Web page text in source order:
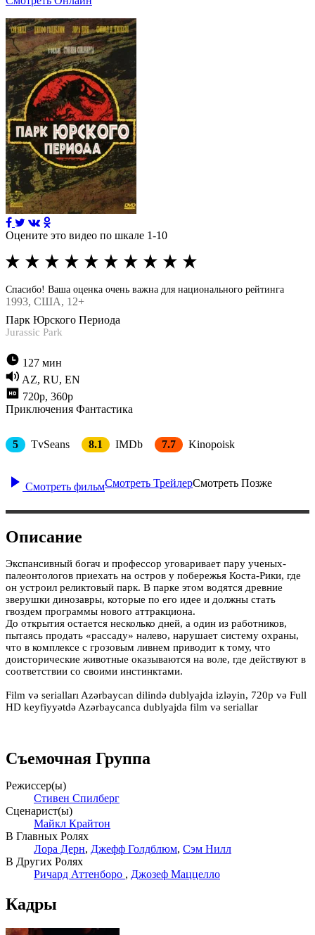
Оцените это видео по шкале 1-10
Спасибо! Ваша оценка очень важна для национального рейтинга
1993, США, 12+
Парк Юрского Периода
Jurassic Park
127 мин
AZ, RU, EN
720p, 360p
Приключения Фантастика
5 TvSeans 8.1 IMDb 7.7 Kinopoisk
Смотреть фильмСмотреть ТрейлерСмотреть Позже
Описание
Экспансивный богач и профессор уговаривает пару ученых-
палеонтологов приехать на остров у побережья Коста-Рики, где
он устроил реликтовый парк. В парке этом водятся древние
зверушки динозавры, которые по его идее и должны стать
гвоздем программы нового аттракциона.
До открытия остается несколько дней, а один из работников,
пытаясь продать «рассаду» налево, нарушает систему охраны,
что в комплексе с грозовым ливнем приводит к тому, что
доисторические животные оказываются на воле, где действуют в
соответствии со своими инстинктами.
Film və serialları Azərbaycan dilində dublyajda izləyin, 720p və Full
HD keyfiyyətdə Azərbaycanca dublyajda film və seriallar
Съемочная Группа
Режиссер(ы)
Стивен Спилберг
Сценарист(ы)
Майкл Крайтон
В Главных Ролях
Лора Дерн, Джефф Голдблюм, Сэм Нилл
В Других Ролях
Ричард Аттенборо , Джозеф Маццелло
Кадры